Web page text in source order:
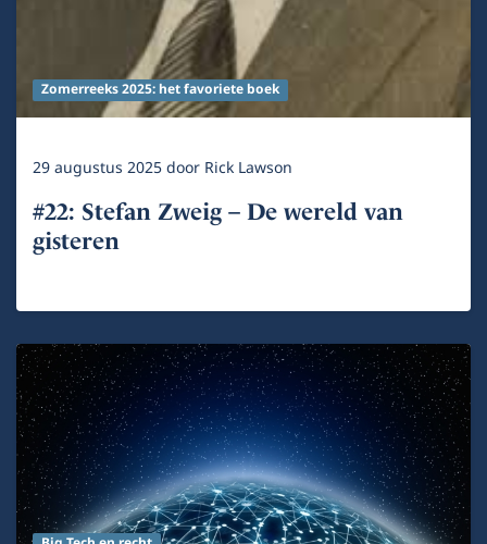
Zomerreeks 2025: het favoriete boek
29 augustus 2025door Rick Lawson
#22: Stefan Zweig – De wereld van
gisteren